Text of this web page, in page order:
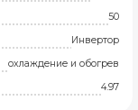
50
Инвертор
охлаждение и обогрев
4.97